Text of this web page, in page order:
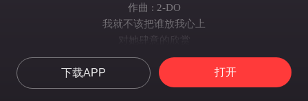
作曲 : 2-DO
我就不该把谁放我心上
对她肆意的欣赏
会搞得我也很紧张
女孩总爱看我狼狈模样
互相对立的景象
下载APP 打开